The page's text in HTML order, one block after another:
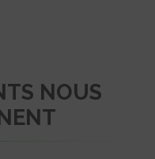
NOUS